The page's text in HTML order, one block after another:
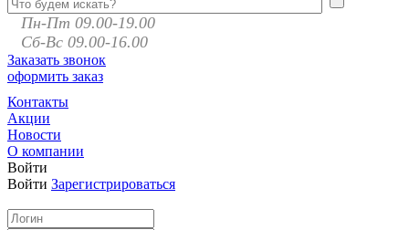
Пн-Пт 09.00-19.00
Сб-Вс 09.00-16.00
Заказать звонок
оформить заказ
Контакты
Акции
Новости
О компании
Войти
Войти Зарегистрироваться